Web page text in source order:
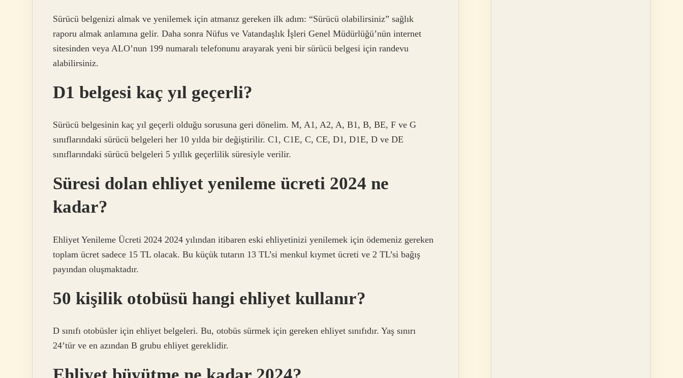
Sürücü belgenizi almak ve yenilemek için atmanız gereken ilk adım: “Sürücü olabilirsiniz” sağlık
raporu almak anlamına gelir. Daha sonra Nüfus ve Vatandaşlık İşleri Genel Müdürlüğü’nün internet
sitesinden veya ALO’nun 199 numaralı telefonunu arayarak yeni bir sürücü belgesi için randevu
alabilirsiniz.
D1 belgesi kaç yıl geçerli?
Sürücü belgesinin kaç yıl geçerli olduğu sorusuna geri dönelim. M, A1, A2, A, B1, B, BE, F ve G
sınıflarındaki sürücü belgeleri her 10 yılda bir değiştirilir. C1, C1E, C, CE, D1, D1E, D ve DE
sınıflarındaki sürücü belgeleri 5 yıllık geçerlilik süresiyle verilir.
Süresi dolan ehliyet yenileme ücreti 2024 ne
kadar?
Ehliyet Yenileme Ücreti 2024 2024 yılından itibaren eski ehliyetinizi yenilemek için ödemeniz gereken
toplam ücret sadece 15 TL olacak. Bu küçük tutarın 13 TL’si menkul kıymet ücreti ve 2 TL’si bağış
payından oluşmaktadır.
50 kişilik otobüsü hangi ehliyet kullanır?
D sınıfı otobüsler için ehliyet belgeleri. Bu, otobüs sürmek için gereken ehliyet sınıfıdır. Yaş sınırı
24’tür ve en azından B grubu ehliyet gereklidir.